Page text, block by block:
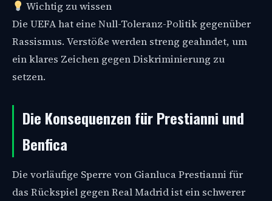
Wichtig zu wissen
Die UEFA hat eine Null-Toleranz-Politik gegenüber
Rassismus. Verstöße werden streng geahndet, um
ein klares Zeichen gegen Diskriminierung zu
setzen.
Die Konsequenzen für Prestianni und
Benfica
Die vorläufige Sperre von Gianluca Prestianni für
das Rückspiel gegen Real Madrid ist ein schwerer